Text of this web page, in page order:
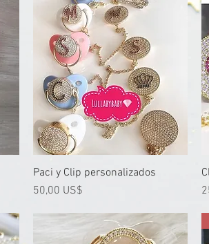
Vista rápida
Paci y Clip personalizados
Precio
50,00 US$